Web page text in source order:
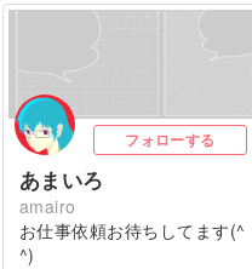
フォローする
あまいろ
amairo
お仕事依頼お待ちしてます(^
^)